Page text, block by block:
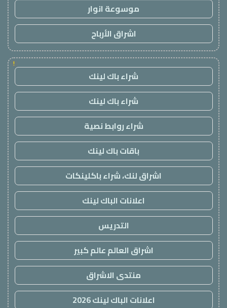
موسوعة انوار
اشراق الأرباح
!
شراء باك لينك
شراء باك لينك
شراء روابط نصية
باقات باك لينك
اشراق لنك، شراء باكلينكات
اعلانات الباك لينك
التدريس
اشراق العالم عالم كبير
منتدى الاشراق
اعلانات الباك لينك 2026